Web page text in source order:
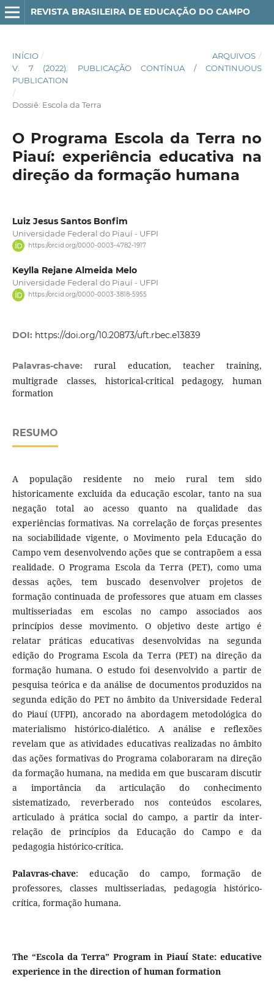
REVISTA BRASILEIRA DE EDUCAÇÃO DO CAMPO
INÍCIO / ARQUIVOS /
V. 7 (2022): PUBLICAÇÃO CONTÍNUA / CONTINUOUS
PUBLICATION
/
Dossiê: Escola da Terra
O Programa Escola da Terra no
Piauí: experiência educativa na
direção da formação humana
Luiz Jesus Santos Bonfim
Universidade Federal do Piauí - UFPI
https://orcid.org/0000-0003-4782-1917
Keylla Rejane Almeida Melo
Universidade Federal do Piauí - UFPI
https://orcid.org/0000-0003-3818-5955
DOI: https://doi.org/10.20873/uft.rbec.e13839
Palavras-chave:rural education, teacher training,
multigrade classes, historical-critical pedagogy, human
formation
RESUMO
A população residente no meio rural tem sido
historicamente excluída da educação escolar, tanto na sua
negação total ao acesso quanto na qualidade das
experiências formativas. Na correlação de forças presentes
na sociabilidade vigente, o Movimento pela Educação do
Campo vem desenvolvendo ações que se contrapõem a essa
realidade. O Programa Escola da Terra (PET), como uma
dessas ações, tem buscado desenvolver projetos de
formação continuada de professores que atuam em classes
multisseriadas em escolas no campo associados aos
princípios desse movimento. O objetivo deste artigo é
relatar práticas educativas desenvolvidas na segunda
edição do Programa Escola da Terra (PET) na direção da
formação humana. O estudo foi desenvolvido a partir de
pesquisa teórica e da análise de documentos produzidos na
segunda edição do PET no âmbito da Universidade Federal
do Piauí (UFPI), ancorado na abordagem metodológica do
materialismo histórico-dialético. A análise e reflexões
revelam que as atividades educativas realizadas no âmbito
das ações formativas do Programa colaboraram na direção
da formação humana, na medida em que buscaram discutir
a importância da articulação do conhecimento
sistematizado, reverberado nos conteúdos escolares,
articulado à prática social do campo, a partir da inter-
relação de princípios da Educação do Campo e da
pedagogia histórico-crítica.
Palavras-chave: educação do campo, formação de
professores, classes multisseriadas, pedagogia histórico-
crítica, formação humana.
The “Escola da Terra” Program in Piauí State: educative
experience in the direction of human formation